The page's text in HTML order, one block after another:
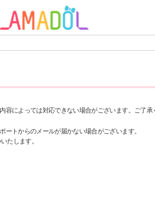
によっては対応できない場合がございます。ご了承
トからのメールが届かない場合がございます。
たします。